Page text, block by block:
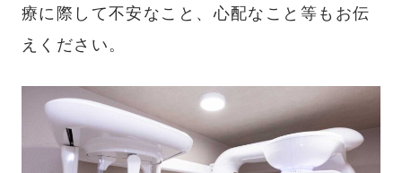
療に際して不安なこと、心配なこと等もお伝
えください。